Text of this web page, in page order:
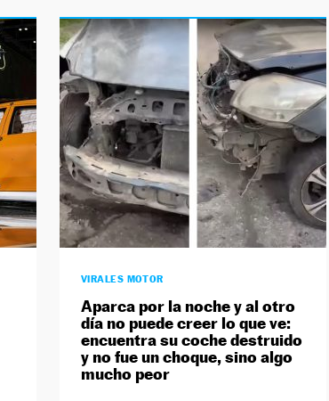
VIRALES MOTOR
Aparca por la noche y al otro
día no puede creer lo que ve:
encuentra su coche destruido
y no fue un choque, sino algo
mucho peor